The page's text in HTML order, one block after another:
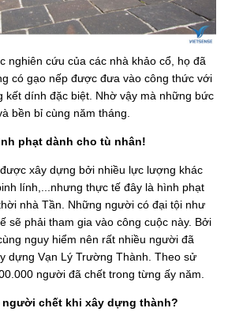
nghiên cứu của các nhà khảo cổ, họ đã
có gạo nếp được đưa vào công thức với
kết dính đặc biệt. Nhờ vậy mà những bức
bền bỉ cùng năm tháng.
phạt dành cho tù nhân!
xây dựng bởi nhiều lực lượng khác
lính,...nhưng thực tế đây là hình phạt
nhà Tần. Những người có đại tội như
sẽ phải tham gia vào công cuộc này. Bởi
nguy hiểm nên rất nhiều người đã
dựng Vạn Lý Trường Thành. Theo sử
người đã chết trong từng ấy năm.
người chết khi xây dựng thành?